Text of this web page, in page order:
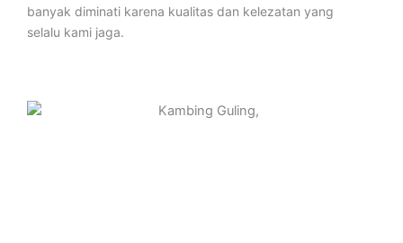
banyak diminati karena kualitas dan kelezatan yang
selalu kami jaga.